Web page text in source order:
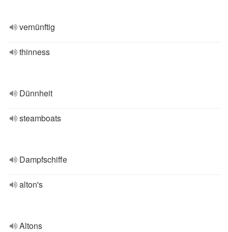
vernünftig
thinness
Dünnheit
steamboats
Dampfschiffe
alton's
Altons